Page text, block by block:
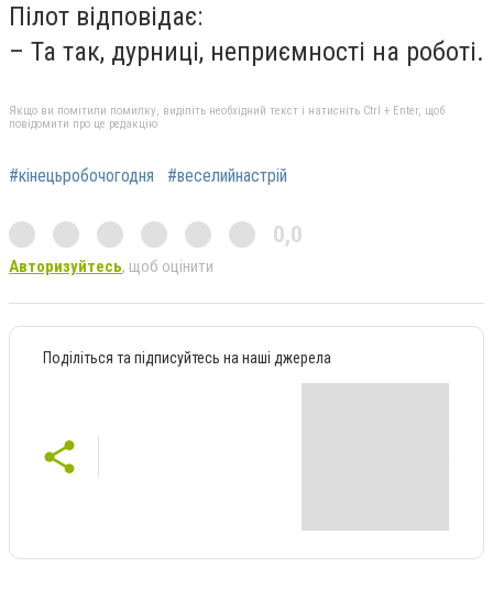
Пілот відповідає:
– Та так, дурниці, неприємності на роботі.
Якщо ви помітили помилку, виділіть необхідний текст і натисніть Ctrl + Enter, щоб
повідомити про це редакцію
#кінецьробочогодня #веселийнастрій
0,0
Авторизуйтесь, щоб оцінити
Поділіться та підписуйтесь на наші джерела